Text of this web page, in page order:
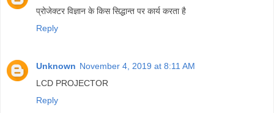
प्रोजेक्टर विज्ञान के किस सिद्धान्त पर कार्य करता है
Reply
Unknown November 4, 2019 at 8:11 AM
LCD PROJECTOR
Reply